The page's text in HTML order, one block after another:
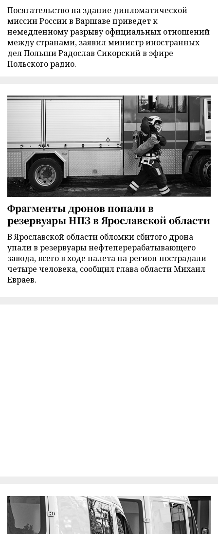
Посягательство на здание дипломатической
миссии России в Варшаве приведет к
немедленному разрыву официальных отношений
между странами, заявил министр иностранных
дел Польши Радослав Сикорский в эфире
Польского радио.
Фрагменты дронов попали в
резервуары НПЗ в Ярославской области
В Ярославской области обломки сбитого дрона
упали в резервуары нефтеперерабатывающего
завода, всего в ходе налета на регион пострадали
четыре человека, сообщил глава области Михаил
Евраев.